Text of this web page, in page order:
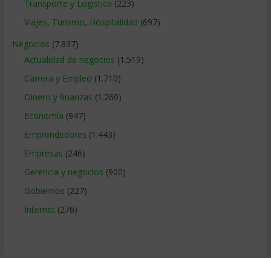
Transporte y Logistica (223)
Viajes, Turismo, Hospitalidad (697)
Negocios (7.837)
Actualidad de negocios (1.519)
Carrera y Empleo (1.710)
Dinero y finanzas (1.260)
Economía (947)
Emprendedores (1.443)
Empresas (246)
Gerencia y negocios (900)
Gobiernos (227)
Internet (276)